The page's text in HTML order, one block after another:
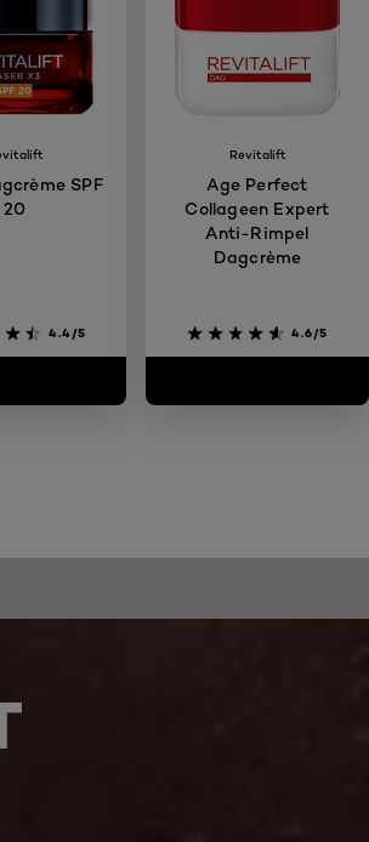
SPF
20
4.4/5
Revitalift
Age Perfect
Collageen Expert
Anti-Rimpel
Dagcrème
4.6/5